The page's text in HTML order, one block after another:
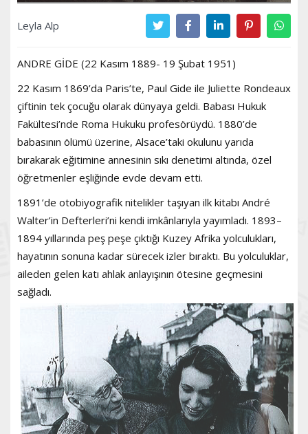
Leyla Alp
ANDRE GİDE (22 Kasım 1889- 19 Şubat 1951)
22 Kasım 1869’da Paris’te, Paul Gide ile Juliette Rondeaux
çiftinin tek çocuğu olarak dünyaya geldi. Babası Hukuk
Fakültesi’nde Roma Hukuku profesörüydü. 1880’de
babasının ölümü üzerine, Alsace’taki okulunu yarıda
bırakarak eğitimine annesinin sıkı denetimi altında, özel
öğretmenler eşliğinde evde devam etti.
1891’de otobiyografik nitelikler taşıyan ilk kitabı André
Walter’in Defterleri’ni kendi imkânlarıyla yayımladı. 1893–
1894 yıllarında peş peşe çıktığı Kuzey Afrika yolculukları,
hayatının sonuna kadar sürecek izler bıraktı. Bu yolculuklar,
aileden gelen katı ahlak anlayışının ötesine geçmesini
sağladı.